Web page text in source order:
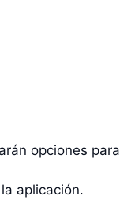
opciones para
aplicación.